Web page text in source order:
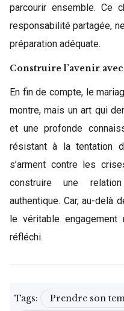
parcourir ensemble. Ce
responsabilité partagée,
préparation adéquate.
Construire l’avenir
En fin de compte, le
montre, mais un art qui
et une profonde
résistant à la tentation
s’arment contre les
construire une
authentique. Car, au-delà
le véritable engagement
réfléchi.
Tags:
Prendre son